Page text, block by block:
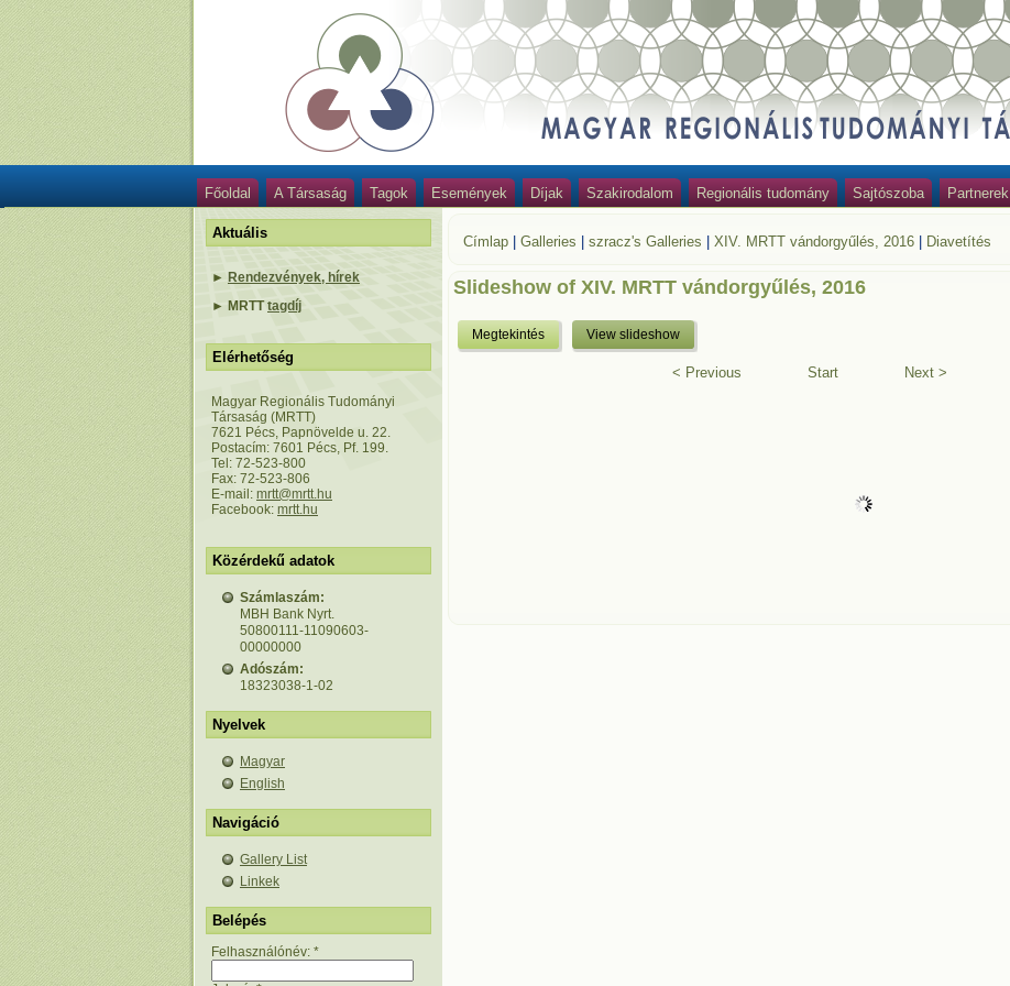
Főoldal A Társaság Tagok Események Díjak Szakirodalom Regionális tudomány Sajtószoba Partnerek
Aktuális
► Rendezvények, hírek
► MRTTtagdíj
Elérhetőség
Magyar Regionális Tudományi
Társaság (MRTT)
7621 Pécs, Papnövelde u. 22.
Postacím: 7601 Pécs, Pf. 199.
Tel: 72-523-800
Fax: 72-523-806
E-mail: mrtt@mrtt.hu
Facebook: mrtt.hu
Közérdekű adatok
Számlaszám:
MBH Bank Nyrt.
50800111-11090603-
00000000
Adószám:
18323038-1-02
Nyelvek
Magyar
English
Navigáció
Gallery List
Linkek
Belépés
Felhasználónév: *
Címlap |Galleries |szracz's Galleries |XIV. MRTT vándorgyűlés, 2016 Diavetítés
Slideshow of XIV. MRTT vándorgyűlés, 2016
Megtekintés View slideshow
< Previous Start Next >